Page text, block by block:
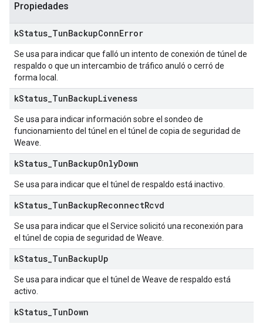
Propiedades
kStatus TunBackupConnError
Se usa para indicar que falló un intento de conexión de túnel de
respaldo o que un intercambio de tráfico anuló o cerró de
forma local.
kStatus TunBackupLiveness
Se usa para indicar información sobre el sondeo de
funcionamiento del túnel en el túnel de copia de seguridad de
Weave.
kStatus TunBackupOnlyDown
Se usa para indicar que el túnel de respaldo está inactivo.
kStatus TunBackupReconnectRcvd
Se usa para indicar que el Service solicitó una reconexión para
el túnel de copia de seguridad de Weave.
kStatus TunBackupUp
Se usa para indicar que el túnel de Weave de respaldo está
activo.
kStatus TunDown